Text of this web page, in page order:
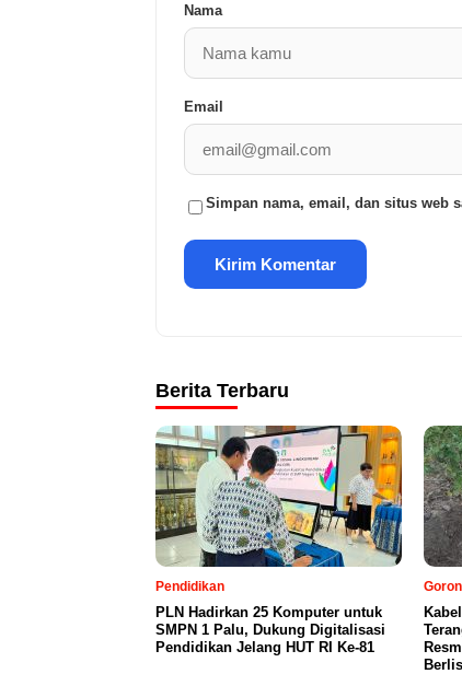
Nama
Email
Simpan nama, email, dan situs web
Berita Terbaru
Pendidikan
PLN Hadirkan 25 Komputer untuk
SMPN 1 Palu, Dukung Digitalisasi
Pendidikan Jelang HUT RI Ke-81